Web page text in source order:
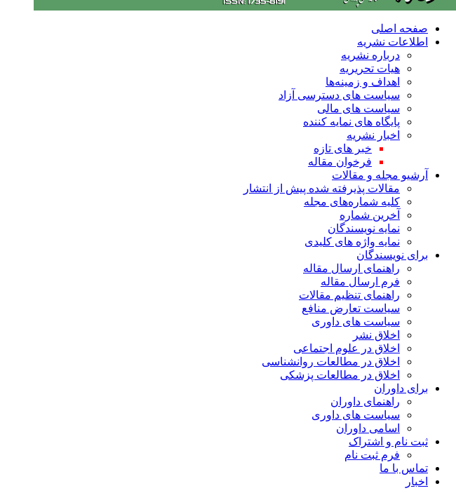
صفحه اصلی
اطلاعات نشریه
درباره نشریه
هیات تحریریه
اهداف و زمینه‌ها
سیاست های دسترسی آزاد
سیاست های مالی
پایگاه های نمایه کننده
اخبار نشریه
خبر های تازه
فرخوان مقاله
آرشیو مجله و مقالات
مقالات پذیرفته شده پیش از انتشار
کلیه شماره‌های مجله
آخرین شماره
نمایه نویسندگان
نمایه واژه های کلیدی
برای نویسندگان
راهنمای ارسال مقاله
فرم ارسال مقاله
راهنمای تنظیم مقالات
سیاست تعارض منافع
سیاست های داوری
اخلاق نشر
اخلاق در علوم اجتماعی
اخلاق در مطالعات روانشناسی
اخلاق در مطالعات پزشکی
برای داوران
راهنمای داوران
سیاست های داوری
اسامی داوران
ثبت نام و اشتراک
فرم ثبت نام
تماس با ما
اخبار